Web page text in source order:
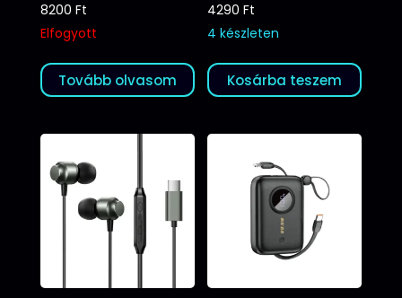
8200 Ft
Elfogyott
Tovább olvasom
4290Ft
4 készleten
Kosárba teszem